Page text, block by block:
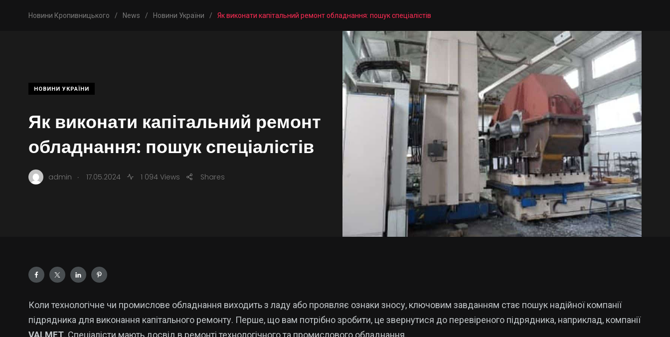
Новини Кропивницького / News / Новини України / Як виконати капітальний ремонт обладнання: пошук спеціалістів
НОВИНИ УКРАЇНИ
Як виконати капітальний ремонт
обладнання: пошук спеціалістів
admin . 17.05.2024 1 094 Views Shares
Коли технологічне чи промислове обладнання виходить з ладу або проявляє ознаки зносу, ключовим завданням стає пошук надійної компанії
підрядника для виконання капітального ремонту. Перше, що вам потрібно зробити, це звернутися до перевіреного підрядника, наприклад, компанії
VALMET. Спеціалісти мають досвід в ремонті технологічного та промислового обладнання.